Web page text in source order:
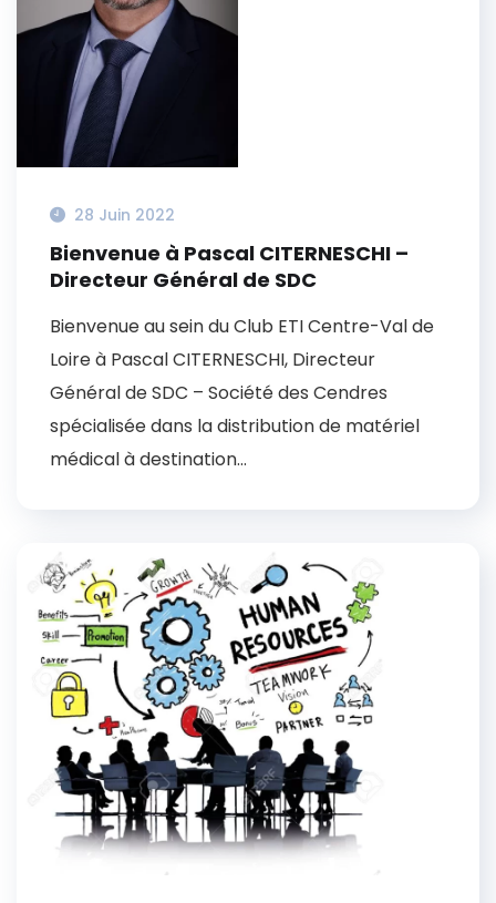
28 Juin 2022
Bienvenue à Pascal CITERNESCHI –
Directeur Général de SDC
Bienvenue au sein du Club ETI Centre-Val de
Loire à Pascal CITERNESCHI, Directeur
Général de SDC – Société des Cendres
spécialisée dans la distribution de matériel
médical à destination...